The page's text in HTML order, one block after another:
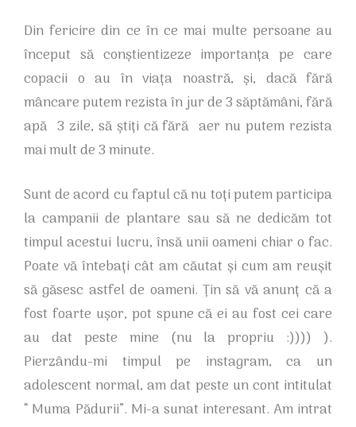
Din fericire din ce în ce mai multe persoane au
început să conștientizeze importanța pe care
copacii o au în viața noastră, și, dacă fără
mâncare putem rezista în jur de 3 săptămâni, fără
apă 3 zile, să știți că fără aer nu putem rezista
mai mult de 3 minute.
Sunt de acord cu faptul că nu toți putem participa
la campanii de plantare sau să ne dedicăm tot
timpul acestui lucru, însă unii oameni chiar o fac.
Poate vă întebați cât am căutat și cum am reușit
să găsesc astfel de oameni. Țin să vă anunț că a
fost foarte ușor, pot spune că ei au fost cei care
au dat peste mine (nu la propriu :)))) ).
Pierzându-mi timpul pe instagram, ca un
adolescent normal, am dat peste un cont intitulat
“ Muma Pădurii”. Mi-a sunat interesant. Am intrat